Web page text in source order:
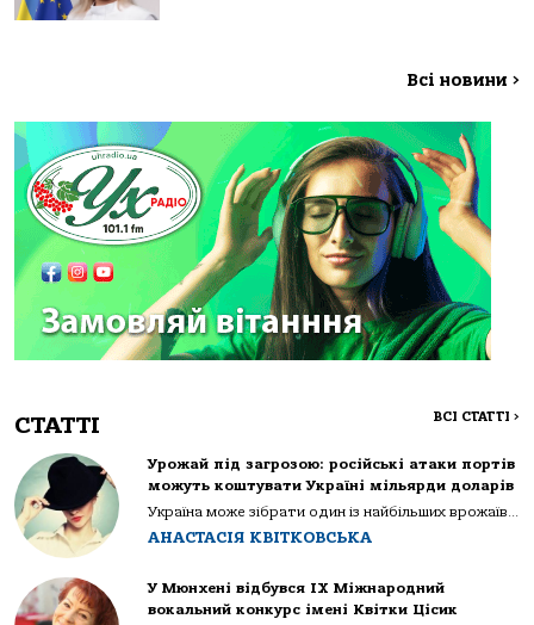
Всі новини >
СТАТТІ ВСІ СТАТТІ >
Урожай під загрозою: російські атаки портів
можуть коштувати Україні мільярди доларів
Україна може зібрати один із найбільших врожаїв...
АНАСТАСІЯ КВІТКОВСЬКА
У Мюнхені відбувся IX Міжнародний
вокальний конкурс імені Квітки Цісик